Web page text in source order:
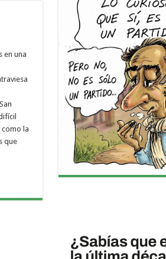
en una
la
que